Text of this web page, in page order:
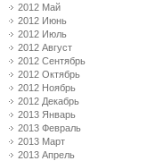
2012 Май
2012 Июнь
2012 Июль
2012 Август
2012 Сентябрь
2012 Октябрь
2012 Ноябрь
2012 Декабрь
2013 Январь
2013 Февраль
2013 Март
2013 Апрель